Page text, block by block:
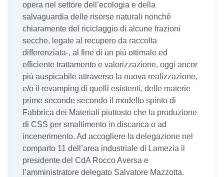
opera nel settore dell’ecologia e della
salvaguardia delle risorse naturali nonchè
chiaramente del riciclaggio di alcune frazioni
secche, legate al recupero da raccolta
differenziata-, al fine di un più ottimale ed
efficiente trattamento e valorizzazione, oggi ancor
più auspicabile attraverso la nuova realizzazione,
e/o il revamping di quelli esistenti, delle materie
prime seconde secondo il modello spinto di
Fabbrica dei Materiali piuttosto che la produzione
di CSS per smaltimento in discarica o ad
incenerimento. Ad accogliere la delegazione nel
comparto 11 dell’area industriale di Lamezia il
presidente del CdA Rocco Aversa e
l’amministratore delegato Salvatore Mazzotta.